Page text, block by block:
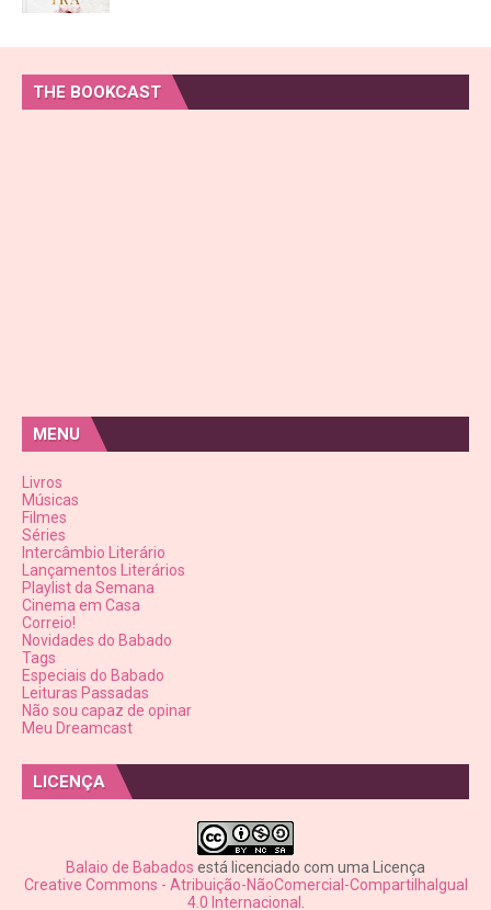
THE BOOKCAST
MENU
Livros
Músicas
Filmes
Séries
Intercâmbio Literário
Lançamentos Literários
Playlist da Semana
Cinema em Casa
Correio!
Novidades do Babado
Tags
Especiais do Babado
Leituras Passadas
Não sou capaz de opinar
Meu Dreamcast
LICENÇA
Balaio de Babados está licenciado com uma Licença
Creative Commons - Atribuição-NãoComercial-CompartilhaIgual
4.0 Internacional